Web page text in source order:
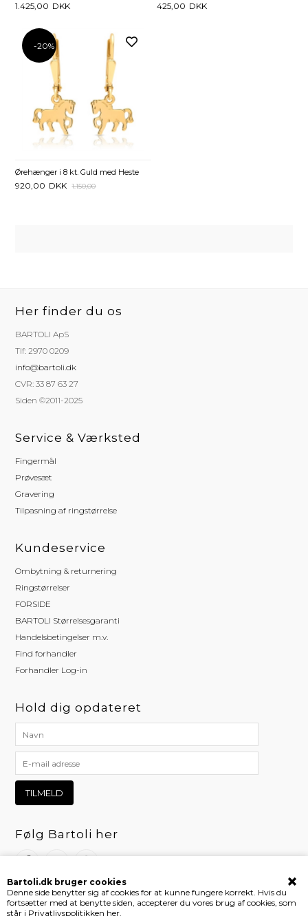
Bartoli.dk bruger cookies
Denne side benytter sig af cookies for at kunne fungere korrekt. Hvis du
fortsætter med at benytte siden, accepterer du vores brug af cookies, som
står i Privatlivspolitikken her.
1.425,00 DKK 425,00 DKK
-20%
Ørehænger i 8 kt. Guld med Heste
920,00 DKK 1.150,00
Her finder du os
BARTOLI ApS
Tlf: 2970 0209
info@bartoli.dk
CVR: 33 87 63 27
Siden ©2011-2025
Service & Værksted
Fingermål
Prøvesæt
Gravering
Tilpasning af ringstørrelse
Kundeservice
Ombytning & returnering
Ringstørrelser
FORSIDE
BARTOLI Størrelsesgaranti
Handelsbetingelser m.v.
Find forhandler
Forhandler Log-in
Hold dig opdateret
Følg Bartoli her